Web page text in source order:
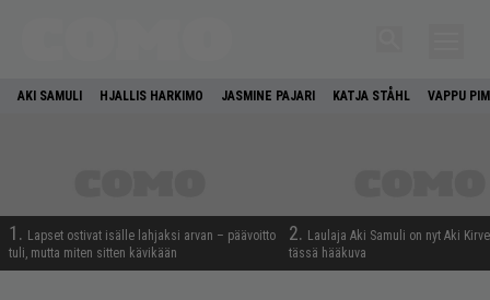
AKI SAMULI HJALLIS HARKIMO JASMINE PAJARI KATJA STÅHL VAPPU
1. Lapset ostivat isälle lahjaksi arvan – päävoitto
tuli, mutta miten sitten kävikään
2. Laulaja Aki Samuli on nyt Aki
tässä hääkuva